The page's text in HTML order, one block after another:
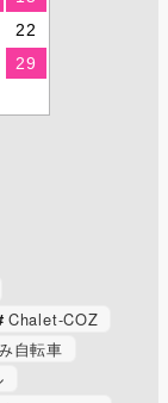
22
29
Chalet-COZ
自転車